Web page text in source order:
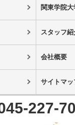
関東学院
スタッフ紹
会社概要
サイトマッ
227-